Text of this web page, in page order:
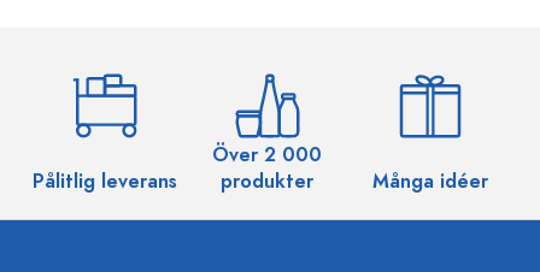
Pålitlig leverans
Över 2 000
produkter
Många idéer